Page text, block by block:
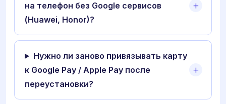
на телефон без Google сервисов
(Huawei, Honor)?
Нужно ли заново привязывать карту
к Google Pay / Apple Pay после
переустановки?